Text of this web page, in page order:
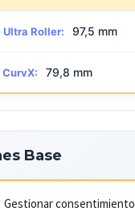
Gestionar consentimiento
Ultra Roller: 97,5 mm
79,8 mm
Base
DIFERENTE